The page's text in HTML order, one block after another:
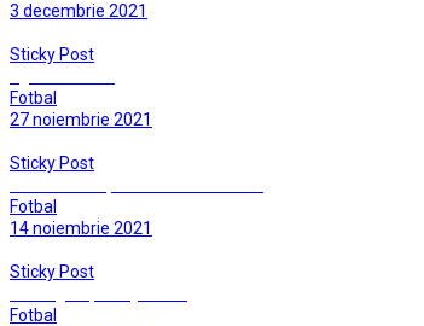
3 decembrie 2021
Sticky Post
Fotbal
27 noiembrie 2021
Sticky Post
Fotbal
14 noiembrie 2021
Sticky Post
Fotbal